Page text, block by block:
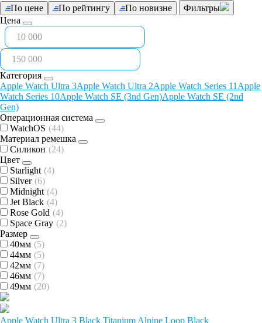
По цене По рейтингу По новизне
Фильтры
Цена
Категория
Apple Watch Ultra 3Apple Watch Ultra 2Apple Watch Series 11 Apple
Watch Series 10Apple Watch SE (3nd Gen)Apple Watch SE (2nd
Gen)
Операционная система
WatchOS (44)
Материал ремешка
Силикон (24)
Цвет
Starlight (4)
Silver (6)
Midnight (4)
Jet Black (4)
Rose Gold (4)
Space Gray (2)
Размер
40мм (5)
44мм (5)
42мм (7)
46мм (7)
49мм (20)
Apple Watch Ultra 3 Black Titanium Alpine Loop Black